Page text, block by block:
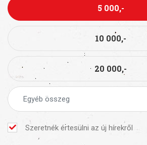
5 000,-
10 000,-
20 000,-
Szeretnék értesülni az új hírekről